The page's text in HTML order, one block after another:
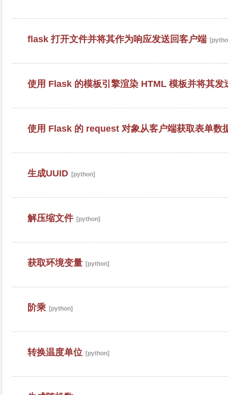
flask 打开文件并将其作为响应发送回客户端
使用 Flask 的模板引擎渲染 HTML 模板并将其发
使用 Flask 的 request 对象从客户端获取表单数
生成UUID [python]
解压缩文件[python]
获取环境变量 [python]
阶乘[python]
转换温度单位 [python]